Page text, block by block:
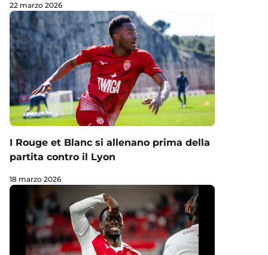
22 marzo 2026
I Rouge et Blanc si allenano prima della
partita contro il Lyon
18 marzo 2026